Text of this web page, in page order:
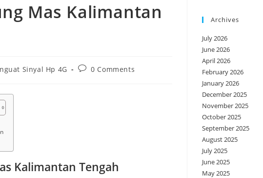
Mas Kalimantan
Sinyal Hp 4G
Post0 Comments
Kalimantan Tengah
Archives
July 2026
June 2026
April 2026
February 2026
January 2026
December 2025
November 2025
October 2025
September 2025
August 2025
July 2025
June 2025
May 2025